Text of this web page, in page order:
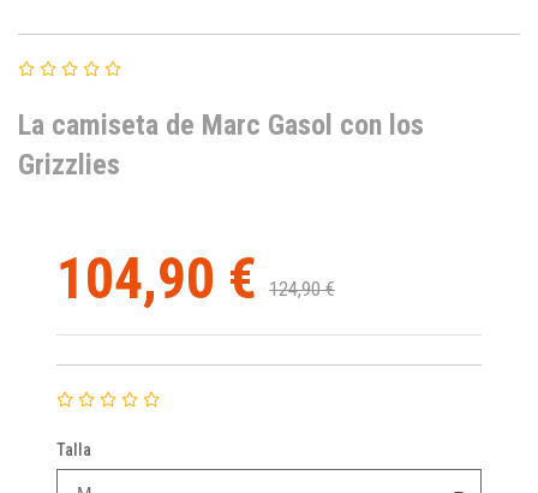
La camiseta de Marc Gasol con los
Grizzlies
104,90 € 124,90 €
Talla